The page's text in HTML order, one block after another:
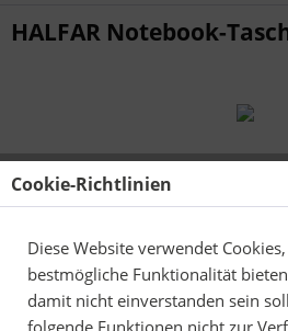
HALFAR Notebook-
Cookie-Richtlinien
Diese Website verwendet
bestmögliche Funktionalität
damit nicht einverstanden sein
folgende Funktionen nicht zur